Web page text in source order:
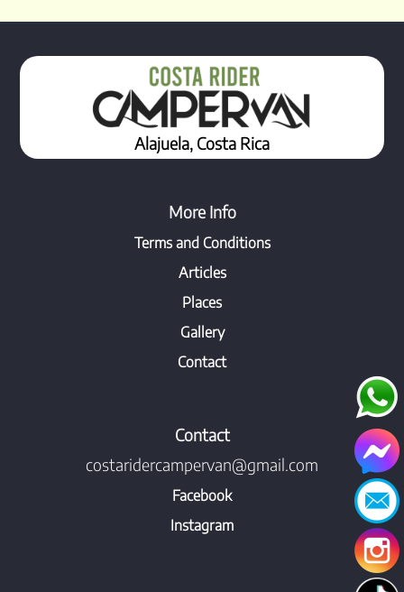
Alajuela, Costa Rica
More Info
Terms and Conditions
Articles
Places
Gallery
Contact
Contact
costaridercampervan@gmail.com
Facebook
Instagram